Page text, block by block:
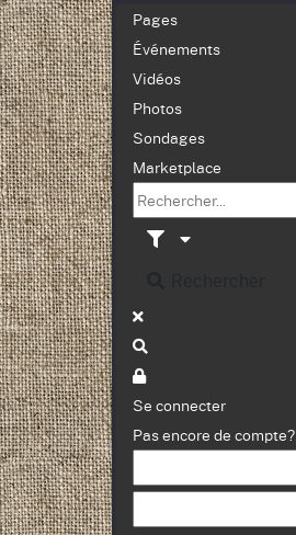
Pages
Événements
Vidéos
Photos
Sondages
Marketplace
Se connecter
Pas encore de compte?